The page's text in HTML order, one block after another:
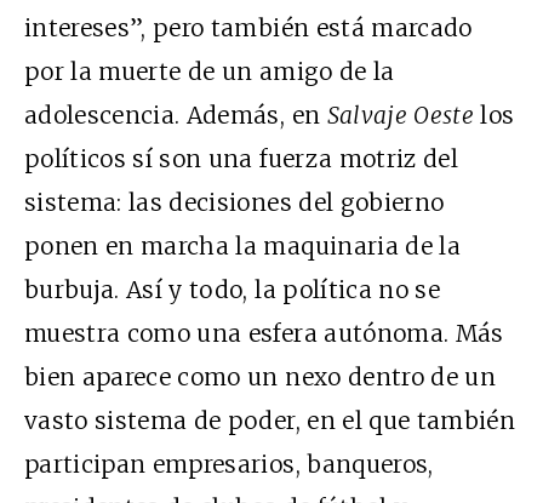
intereses”, pero también está marcado
por la muerte de un amigo de la
adolescencia. Además, en Salvaje Oeste los
políticos sí son una fuerza motriz del
sistema: las decisiones del gobierno
ponen en marcha la maquinaria de la
burbuja. Así y todo, la política no se
muestra como una esfera autónoma. Más
bien aparece como un nexo dentro de un
vasto sistema de poder, en el que también
participan empresarios, banqueros,